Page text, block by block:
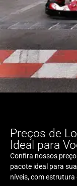
Preços de
Ideal para
Confira nossos
pacote ideal para
níveis, com